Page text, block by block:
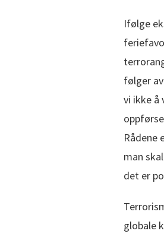
Ifølge
følger
vi ikke å
Rådene
man
det er
globale